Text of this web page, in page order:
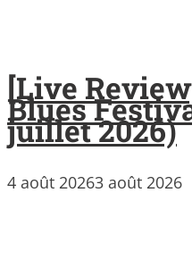
[Live
Blues
juillet 2026)
4 août 20263 août 2026